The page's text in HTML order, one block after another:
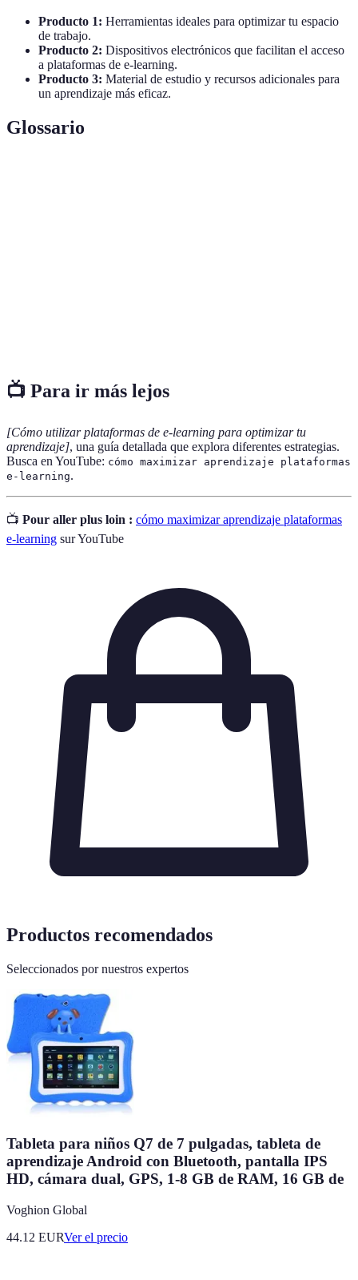
Producto 1: Herramientas ideales para optimizar tu espacio
de trabajo.
Producto 2: Dispositivos electrónicos que facilitan el acceso
a plataformas de e-learning.
Producto 3: Material de estudio y recursos adicionales para
un aprendizaje más eficaz.
Glossario
📺 Para ir más lejos
[Cómo utilizar plataformas de e-learning para optimizar tu
aprendizaje], una guía detallada que explora diferentes estrategias.
Busca en YouTube: cómo maximizar aprendizaje plataformas
e-learning.
📺 Pour aller plus loin : cómo maximizar aprendizaje plataformas
e-learning sur YouTube
Productos recomendados
Seleccionados por nuestros expertos
Tableta para niños Q7 de 7 pulgadas, tableta de
aprendizaje Android con Bluetooth, pantalla IPS
HD, cámara dual, GPS, 1-8 GB de RAM, 16 GB de
Voghion Global
44.12 EURVer el precio